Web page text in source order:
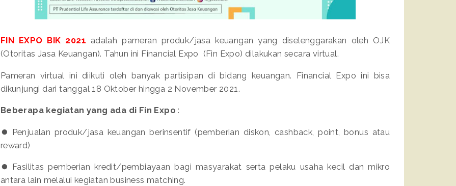
FIN EXPO BIK 2021 adalah pameran produk/jasa keuangan yang diselenggarakan oleh OJK
(Otoritas Jasa Keuangan). Tahun ini Financial Expo (Fin Expo) dilakukan secara virtual.
Pameran virtual ini diikuti oleh banyak partisipan di bidang keuangan. Financial Expo ini bisa
dikunjungi dari tanggal 18 Oktober hingga 2 November 2021.
Beberapa kegiatan yang ada di Fin Expo:
⏺️ Penjualan produk/jasa keuangan berinsentif (pemberian diskon, cashback, point, bonus atau
reward)
⏺️ Fasilitas pemberian kredit/pembiayaan bagi masyarakat serta pelaku usaha kecil dan mikro
antara lain melalui kegiatan business matching.